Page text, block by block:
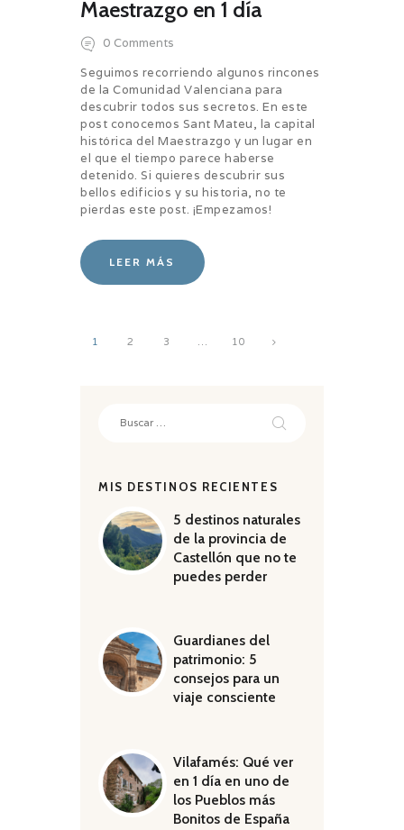
Maestrazgo en 1 día
0 Comments
Seguimos recorriendo algunos rincones
de la Comunidad Valenciana para
descubrir todos sus secretos. En este
post conocemos Sant Mateu, la capital
histórica del Maestrazgo y un lugar en
el que el tiempo parece haberse
detenido. Si quieres descubrir sus
bellos edificios y su historia, no te
pierdas este post. ¡Empezamos!
LEER MÁS
Navegación
PAGE
1 PAGE
2 PAGE
3 PAGE
10
MIS DESTINOS RECIENTES
5 destinos naturales
de la provincia de
Castellón que no te
puedes perder
Guardianes del
patrimonio: 5
consejos para un
viaje consciente
Vilafamés: Qué ver
en 1 día en uno de
los Pueblos más
Bonitos de España